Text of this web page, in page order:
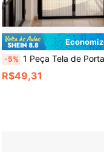
-5% 1 Peça Tela de Porta Magnética, Tela Mosquiteira Respirável, Cortina de Tela Magnética com Fechamento Automático, Permite a Entrada de Ar Fresco Mantendo os Insetos Fora, Adequado para
R$49,31